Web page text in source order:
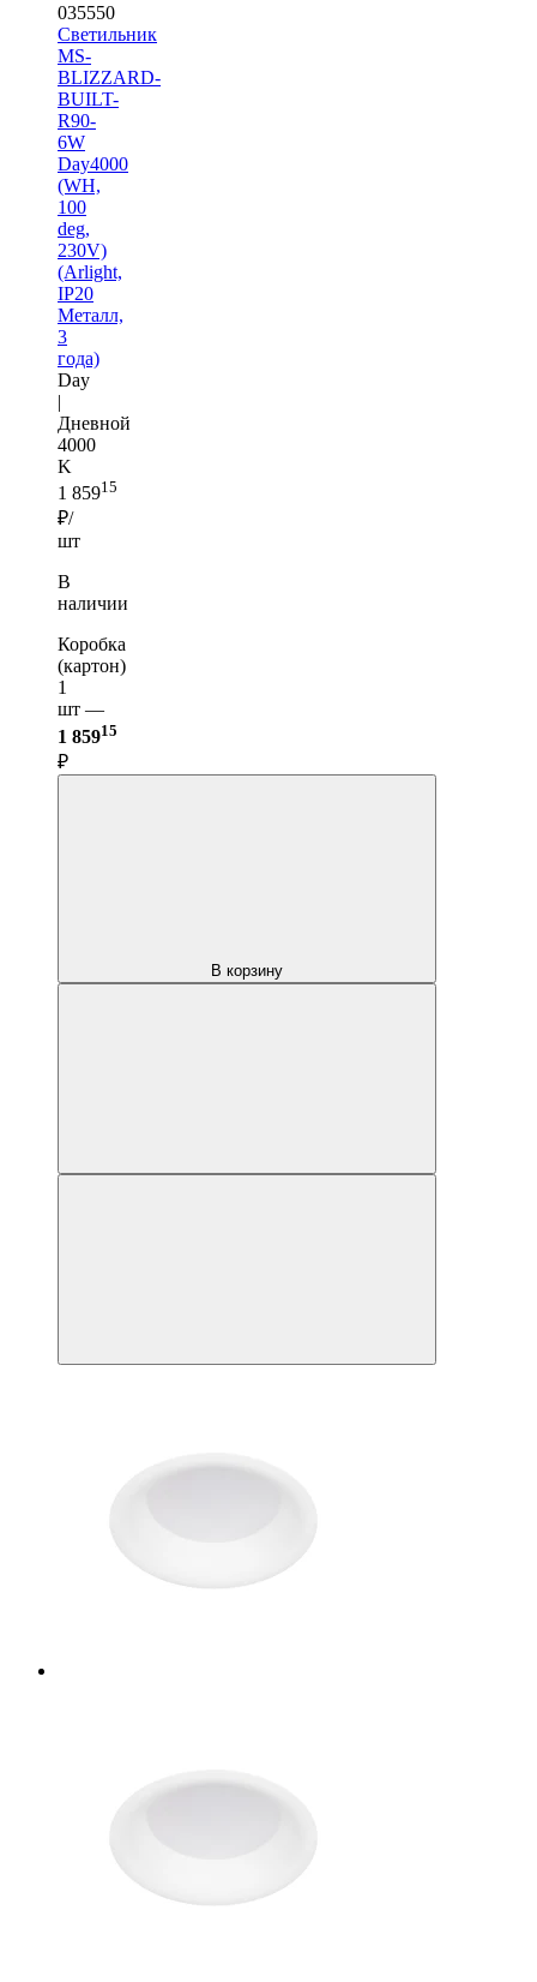
035550
Светильник
MS-
BLIZZARD-
BUILT-
R90-
6W
Day4000
(WH,
100
deg,
230V)
(Arlight,
IP20
Металл,
3
года)
Day
|
Дневной
4000
K
1 85915
₽/
шт
В
наличии
Коробка
(картон)
1
шт —
1 85915
₽
В корзину